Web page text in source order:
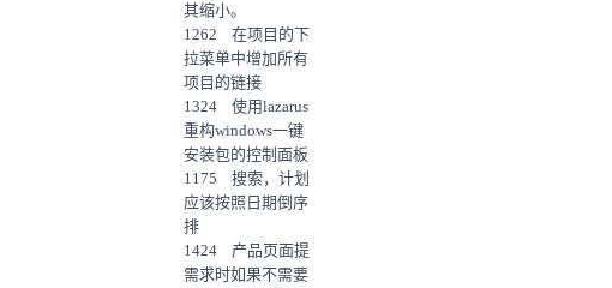
其缩小。
1262 在项目的下
拉菜单中增加所有
项目的链接
1324 使用lazarus
重构windows一键
安装包的控制面板
1175 搜索，计划
应该按照日期倒序
排
1424 产品页面提
需求时如果不需要